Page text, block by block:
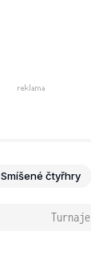
Smíšené čtyřhry
Turnaje